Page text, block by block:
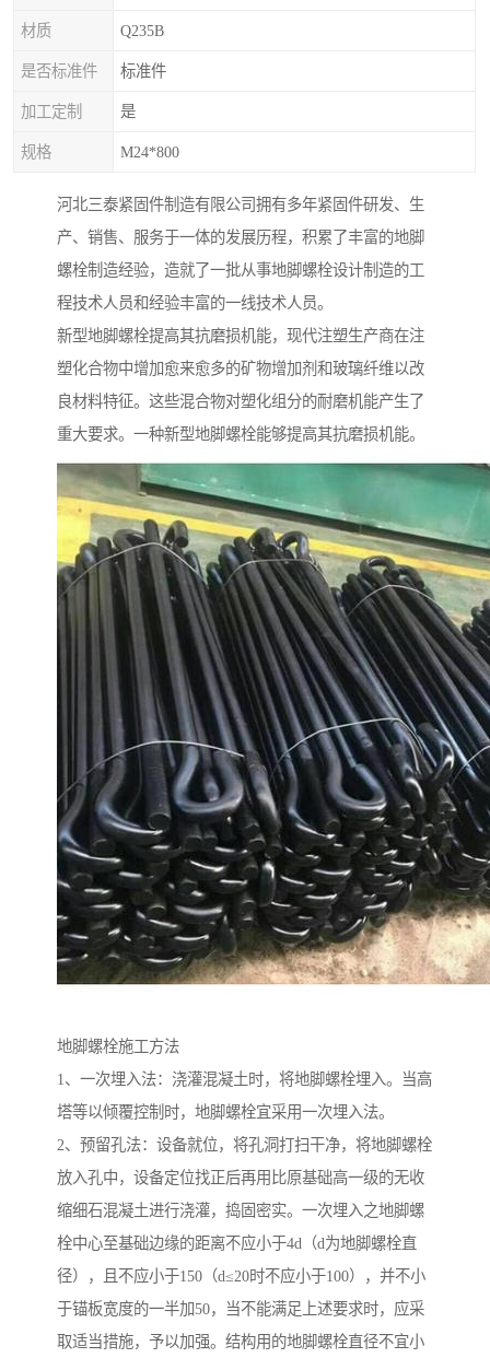
材质 Q235B
是否标准件 标准件
加工定制 是
规格 M24*800
河北三泰紧固件制造有限公司拥有多年紧固件研发、生
产、销售、服务于一体的发展历程，积累了丰富的地脚
螺栓制造经验，造就了一批从事地脚螺栓设计制造的工
程技术人员和经验丰富的一线技术人员。
新型地脚螺栓提高其抗磨损机能，现代注塑生产商在注
塑化合物中增加愈来愈多的矿物增加剂和玻璃纤维以改
良材料特征。这些混合物对塑化组分的耐磨机能产生了
重大要求。一种新型地脚螺栓能够提高其抗磨损机能。
地脚螺栓施工方法
1、一次埋入法：浇灌混凝土时，将地脚螺栓埋入。当高
塔等以倾覆控制时，地脚螺栓宜采用一次埋入法。
2、预留孔法：设备就位，将孔洞打扫干净，将地脚螺栓
放入孔中，设备定位找正后再用比原基础高一级的无收
缩细石混凝土进行浇灌，捣固密实。一次埋入之地脚螺
栓中心至基础边缘的距离不应小于4d（d为地脚螺栓直
径），且不应小于150（d≤20时不应小于100），并不小
于锚板宽度的一半加50，当不能满足上述要求时，应采
取适当措施，予以加强。结构用的地脚螺栓直径不宜小